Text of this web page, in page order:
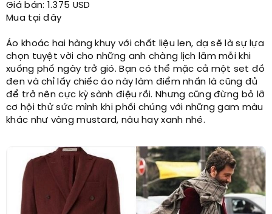
Giá bán: 1.375 USD
Mua tại đây
Áo khoác hai hàng khuy với chất liệu len, dạ sẽ là sự lựa
chọn tuyệt vời cho những anh chàng lịch lãm mỗi khi
xuống phố ngày trở gió. Bạn có thể mặc cả một set đồ
đen và chỉ lấy chiếc áo này làm điểm nhấn là cũng đủ
để trở nên cực kỳ sành điệu rồi. Nhưng cũng đừng bỏ lỡ
cơ hội thử sức mình khi phối chúng với những gam màu
khác như vàng mustard, nâu hay xanh nhé.